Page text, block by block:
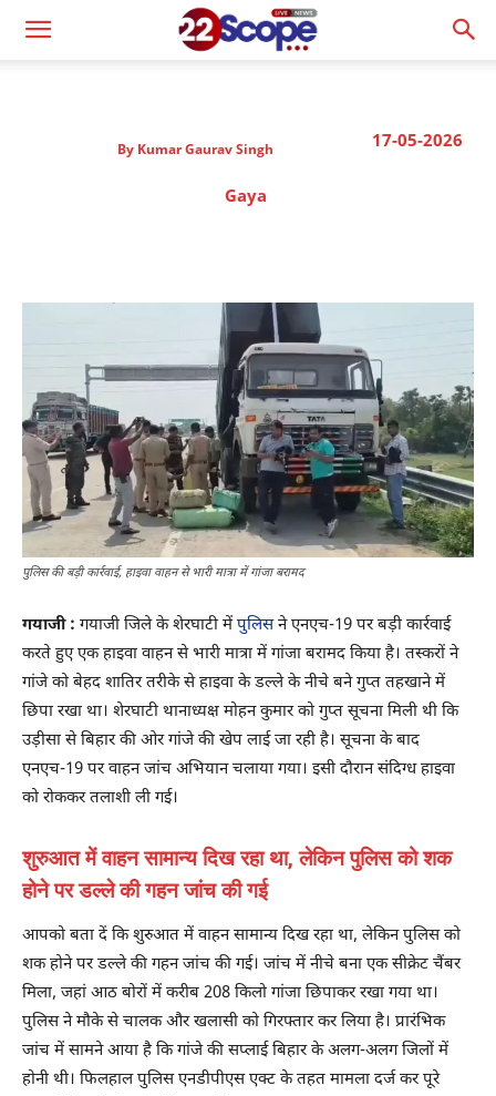
17-05-2026
By Kumar Gaurav Singh
Gaya
पुलिस की बड़ी कार्रवाई, हाइवा वाहन से भारी मात्रा में गांजा बरामद
गयाजी : गयाजी जिले के शेरघाटी मेंपुलिसने एनएच-19 पर बड़ी कार्रवाई
करते हुए एक हाइवा वाहन से भारी मात्रा में गांजा बरामद किया है। तस्करों ने
गांजे को बेहद शातिर तरीके से हाइवा के डल्ले के नीचे बने गुप्त तहखाने में
छिपा रखा था। शेरघाटी थानाध्यक्ष मोहन कुमार को गुप्त सूचना मिली थी कि
उड़ीसा से बिहार की ओर गांजे की खेप लाई जा रही है। सूचना के बाद
एनएच-19 पर वाहन जांच अभियान चलाया गया। इसी दौरान संदिग्ध हाइवा
को रोककर तलाशी ली गई।
शुरुआत में वाहन सामान्य दिख रहा था, लेकिन पुलिस को शक
होने पर डल्ले की गहन जांच की गई
आपको बता दें कि शुरुआत में वाहन सामान्य दिख रहा था, लेकिन पुलिस को
शक होने पर डल्ले की गहन जांच की गई। जांच में नीचे बना एक सीक्रेट चैंबर
मिला, जहां आठ बोरों में करीब 208 किलो गांजा छिपाकर रखा गया था।
पुलिस ने मौके से चालक और खलासी को गिरफ्तार कर लिया है। प्रारंभिक
जांच में सामने आया है कि गांजे की सप्लाई बिहार के अलग-अलग जिलों में
होनी थी। फिलहाल पुलिस एनडीपीएस एक्ट के तहत मामला दर्ज कर पूरे